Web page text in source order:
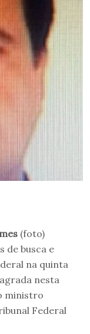
(foto)
de busca e
na quinta
nesta
ministro
Federal